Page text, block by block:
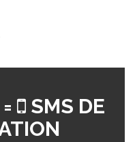
SMS DE